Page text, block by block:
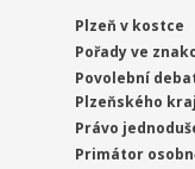
Plzeň v kostce
Pořady ve
Povolební
Plzeňského
Právo
Primátor